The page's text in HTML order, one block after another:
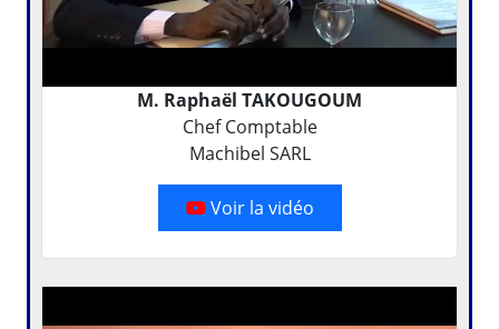
M. Raphaël TAKOUGOUM
Chef Comptable
Machibel SARL
Voir la vidéo